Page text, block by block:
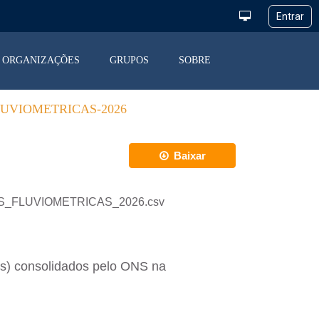
ORGANIZAÇÕES GRUPOS SOBRE
2026
Baixar
consolidados pelo ONS na